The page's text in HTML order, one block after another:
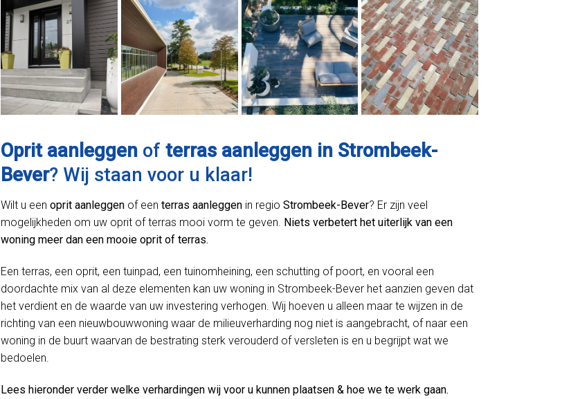
Oprit aanleggen of terras aanleggen in Strombeek-
Bever? Wij staan voor u klaar!
Wilt u een oprit aanleggen of een terras aanleggen in regio Strombeek-Bever? Er zijn veel
mogelijkheden om uw oprit of terras mooi vorm te geven. Niets verbetert het uiterlijk van een
woning meer dan een mooie oprit of terras.
Een terras, een oprit, een tuinpad, een tuinomheining, een schutting of poort, en vooral een
doordachte mix van al deze elementen kan uw woning in Strombeek-Bever het aanzien geven dat
het verdient en de waarde van uw investering verhogen. Wij hoeven u alleen maar te wijzen in de
richting van een nieuwbouwwoning waar de milieuverharding nog niet is aangebracht, of naar een
woning in de buurt waarvan de bestrating sterk verouderd of versleten is en u begrijpt wat we
bedoelen.
Lees hieronder verder welke verhardingen wij voor u kunnen plaatsen & hoe we te werk gaan.